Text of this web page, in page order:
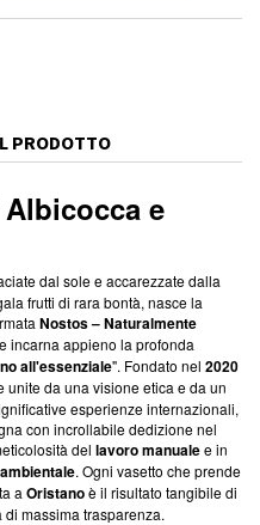
PRODOTTO
e
dal sole e accarezzate dalla
frutti di rara bontà, nasce la
Nostos – Naturalmente
incarna appieno la profonda
all'essenziale". Fondato nel 2020
unite da una visione etica e da un
esperienze internazionali,
con incrollabile dedizione nel
del lavoro manualee in
. Ogni vasetto che prende
a Oristanoè il risultato tangibile di
massima trasparenza.